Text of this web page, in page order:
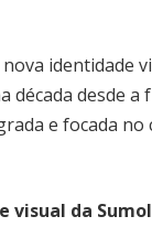
identidade
década desde
e focada
visual da